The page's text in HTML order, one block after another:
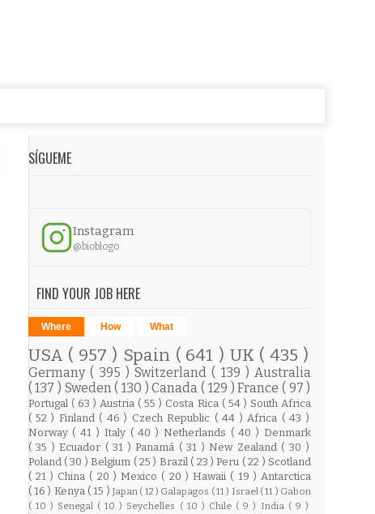
SÍGUEME
Instagram
@bioblogo
FIND YOUR JOB HERE
Where How What
USA ( 957 ) Spain ( 641 ) UK ( 435 )
Germany ( 395 )Switzerland( 139 )Australia
( 137 ) Sweden( 130 )Canada( 129 )France ( 97 )
Portugal ( 63 ) Austria ( 55 ) Costa Rica ( 54 ) South Africa
( 52 ) Finland ( 46 ) Czech Republic ( 44 )Africa ( 43 )
Norway ( 41 ) Italy ( 40 ) Netherlands ( 40 ) Denmark
( 35 ) Ecuador ( 31 ) Panamá ( 31 ) New Zealand ( 30 )
Poland ( 30 ) Belgium ( 25 ) Brazil ( 23 ) Peru ( 22 ) Scotland
( 21 ) China ( 20 ) Mexico ( 20 ) Hawaii ( 19 )Antarctica
( 16 ) Kenya ( 15 ) Japan ( 12 ) Galapagos ( 11 ) Israel ( 11 ) Gabon
( 10 ) Senegal ( 10 ) Seychelles ( 10 ) Chile ( 9 ) India ( 9 )